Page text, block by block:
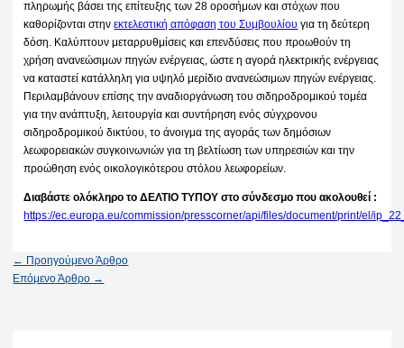
πληρωμής βάσει της επίτευξης των 28 οροσήμων και στόχων που
καθορίζονται στηνεκτελεστική απόφαση του Συμβουλίου για τη δεύτερη
δόση. Καλύπτουν μεταρρυθμίσεις και επενδύσεις που προωθούν τη
χρήση ανανεώσιμων πηγών ενέργειας, ώστε η αγορά ηλεκτρικής ενέργειας
να καταστεί κατάλληλη για υψηλό μερίδιο ανανεώσιμων πηγών ενέργειας.
Περιλαμβάνουν επίσης την αναδιοργάνωση του σιδηροδρομικού τομέα
για την ανάπτυξη, λειτουργία και συντήρηση ενός σύγχρονου
σιδηροδρομικού δικτύου, το άνοιγμα της αγοράς των δημόσιων
λεωφορειακών συγκοινωνιών για τη βελτίωση των υπηρεσιών και την
προώθηση ενός οικολογικότερου στόλου λεωφορείων.
Διαβάστε ολόκληρο το ΔΕΛΤΙΟ ΤΥΠΟΥ στο σύνδεσμο που ακολουθεί :
https://ec.europa.eu/commission/presscorner/api/files/document/print/el/
← Προηγούμενο Άρθρο
Επόμενο Άρθρο →